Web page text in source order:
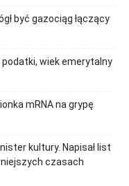
być gazociąg łączący
podatki, wiek emerytalny
mRNA na grypę
kultury. Napisał list
czasach